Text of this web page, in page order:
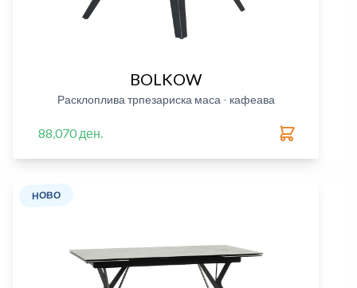
BOLKOW
Расклоплива трпезариска маса - кафеава
88,070 ден.
НОВО